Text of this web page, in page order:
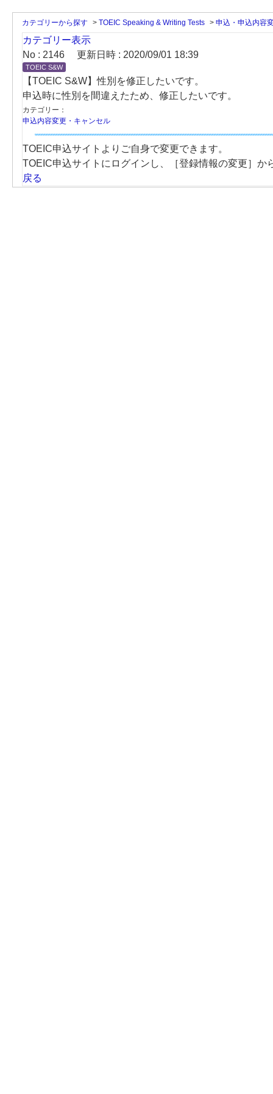
カテゴリーから探す > TOEIC Speaking & Writing Tests > 申込・申込内容
カテゴリー表示
No : 2146
更新日時 : 2020/09/01 18:39
TOEIC S&W
【TOEIC S&W】性別を修正したいです。
申込時に性別を間違えたため、修正したいです。
カテゴリー：
申込内容変更・キャンセル
TOEIC申込サイトよりご自身で変更できます。
TOEIC申込サイトにログインし、［登録情報の変更］か
戻る